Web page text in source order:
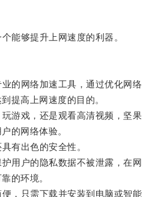
够提升上网速度的利器。
网络加速工具，通过优化网络
提高上网速度的目的。
戏，还是观看高清视频，坚果
的网络体验。
出色的安全性。
户的隐私数据不被泄露，在网
的环境。
只需下载并安装到电脑或智能